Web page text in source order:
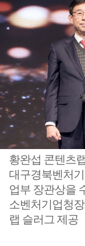
황완섭 콘텐츠
대구경북벤처
업부 장관상을
소벤처기업청
랩 슬러그 제공